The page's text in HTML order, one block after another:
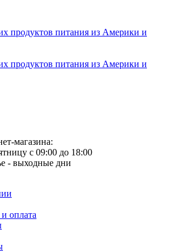
продуктов питания из Америки и
продуктов питания из Америки и
магазина:
с 09:00 до 18:00
- выходные дни
оплата